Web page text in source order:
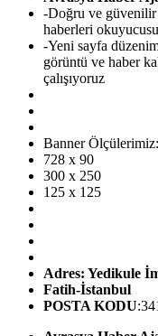
-Doğru ve güvenilir
haberleri
-Yeni sayfa
görüntü ve haber
çalışıyoruz
Banner Ölçülerimiz:
728 x 90
300 x 250
125 x 125
Adres: Yedikule
Fatih-İstanbul
POSTA KODU